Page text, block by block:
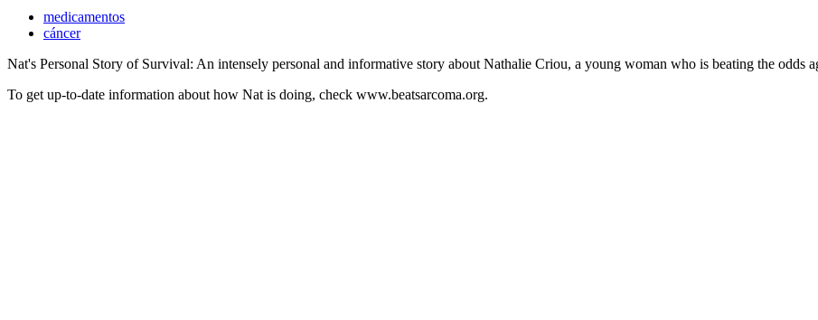
medicamentos
cáncer
Nat's Personal Story of Survival: An intensely personal and informative story about Nathalie Criou, a young woman who is beating the odds
To get up-to-date information about how Nat is doing, check www.beatsarcoma.org.